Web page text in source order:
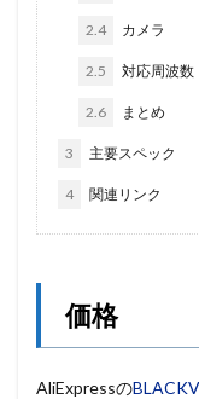
2.4 カメラ
2.5 対応周波数
2.6 まとめ
3 主要スペック
4 関連リンク
価格
AliExpressの